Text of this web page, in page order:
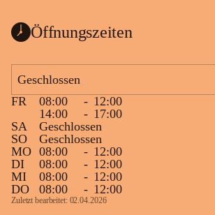
Öffnungszeiten
Geschlossen
FR
08:00 - 12:00
14:00
- 17:00
SA
Geschlossen
SO
Geschlossen
MO 08:00 - 12:00
DI
08:00 - 12:00
MI
08:00 - 12:00
DO
08:00 - 12:00
Zuletzt bearbeitet: 02.04.2026